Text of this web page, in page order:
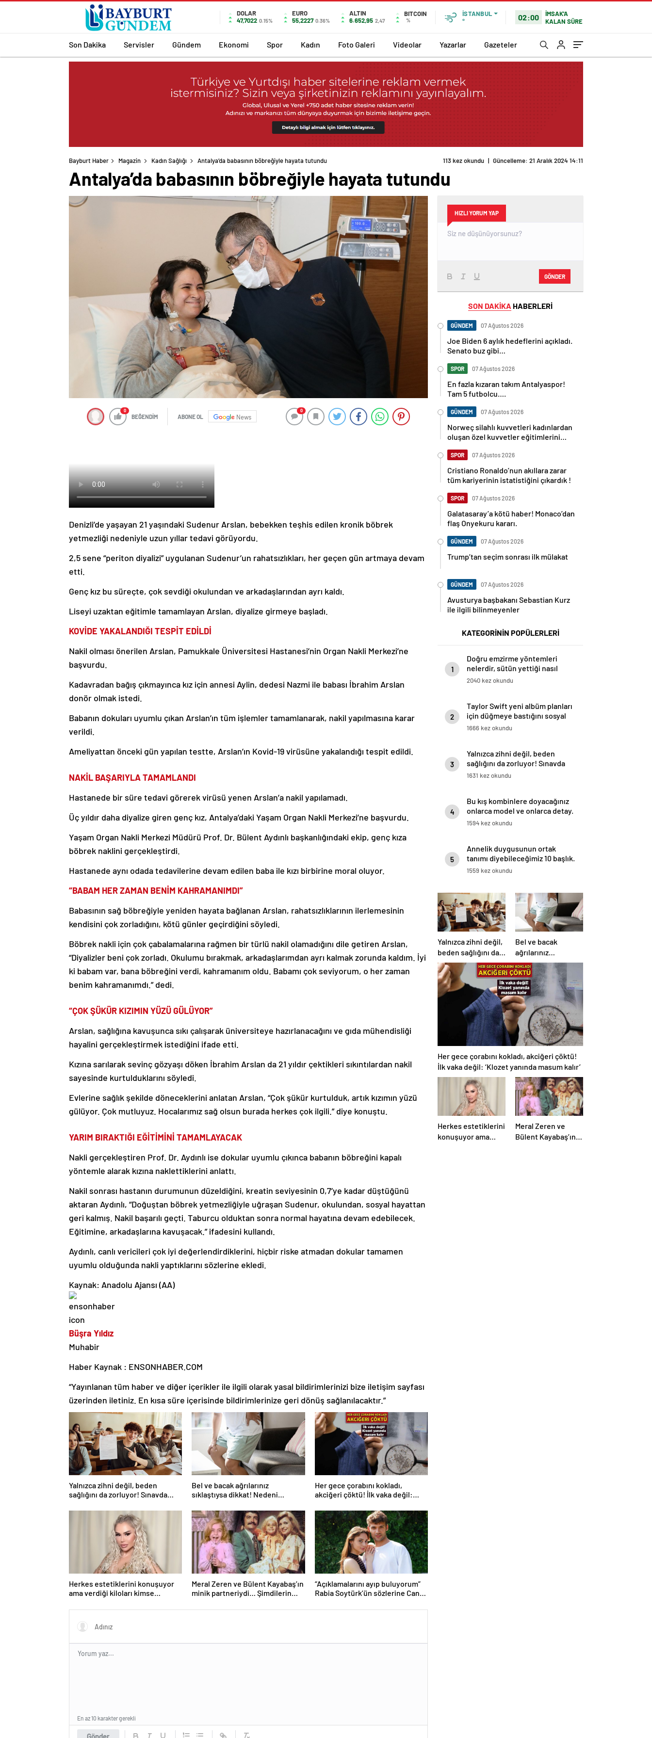
DOLAR
47,7022 0.15%
EURO
55,2227 0.36%
ALTIN
6.652,95 2,47
BITCOIN
%
İSTANBUL
°
02:00
İMSAK'A
KALAN SÜRE
Son Dakika Servisler Gündem Ekonomi Spor Kadın Foto Galeri Videolar Yazarlar Gazeteler
Bayburt Haber Magazin Kadın Sağlığı Antalya’da babasının böbreğiyle hayata tutundu 113 kez okundu | Güncelleme: 21 Aralık 2024 14:11
Antalya’da babasının böbreğiyle hayata tutundu
0
BEĞENDİM ABONE OL News
0
Denizli’de yaşayan 21 yaşındaki Sudenur Arslan, bebekken teşhis edilen kronik böbrek
yetmezliği nedeniyle uzun yıllar tedavi görüyordu.
2,5 sene “periton diyalizi” uygulanan Sudenur’un rahatsızlıkları, her geçen gün artmaya devam
etti.
Genç kız bu süreçte, çok sevdiği okulundan ve arkadaşlarından ayrı kaldı.
Liseyi uzaktan eğitimle tamamlayan Arslan, diyalize girmeye başladı.
KOVİDE YAKALANDIĞI TESPİT EDİLDİ
Nakil olması önerilen Arslan, Pamukkale Üniversitesi Hastanesi’nin Organ Nakli Merkezi’ne
başvurdu.
Kadavradan bağış çıkmayınca kız için annesi Aylin, dedesi Nazmi ile babası İbrahim Arslan
donör olmak istedi.
Babanın dokuları uyumlu çıkan Arslan’ın tüm işlemler tamamlanarak, nakil yapılmasına karar
verildi.
Ameliyattan önceki gün yapılan testte, Arslan’ın Kovid-19 virüsüne yakalandığı tespit edildi.
NAKİL BAŞARIYLA TAMAMLANDI
Hastanede bir süre tedavi görerek virüsü yenen Arslan’a nakil yapılamadı.
Üç yıldır daha diyalize giren genç kız, Antalya’daki Yaşam Organ Nakli Merkezi’ne başvurdu.
Yaşam Organ Nakli Merkezi Müdürü Prof. Dr. Bülent Aydınlı başkanlığındaki ekip, genç kıza
böbrek naklini gerçekleştirdi.
Hastanede aynı odada tedavilerine devam edilen baba ile kızı birbirine moral oluyor.
“BABAM HER ZAMAN BENİM KAHRAMANIMDI”
Babasının sağ böbreğiyle yeniden hayata bağlanan Arslan, rahatsızlıklarının ilerlemesinin
kendisini çok zorladığını, kötü günler geçirdiğini söyledi.
Böbrek nakli için çok çabalamalarına rağmen bir türlü nakil olamadığını dile getiren Arslan,
“Diyalizler beni çok zorladı. Okulumu bırakmak, arkadaşlarımdan ayrı kalmak zorunda kaldım. İyi
ki babam var, bana böbreğini verdi, kahramanım oldu. Babamı çok seviyorum, o her zaman
benim kahramanımdı.” dedi.
“ÇOK ŞÜKÜR KIZIMIN YÜZÜ GÜLÜYOR”
Arslan, sağlığına kavuşunca sıkı çalışarak üniversiteye hazırlanacağını ve gıda mühendisliği
hayalini gerçekleştirmek istediğini ifade etti.
Kızına sarılarak sevinç gözyaşı döken İbrahim Arslan da 21 yıldır çektikleri sıkıntılardan nakil
sayesinde kurtulduklarını söyledi.
Evlerine sağlık şekilde döneceklerini anlatan Arslan, “Çok şükür kurtulduk, artık kızımın yüzü
gülüyor. Çok mutluyuz. Hocalarımız sağ olsun burada herkes çok ilgili.” diye konuştu.
YARIM BIRAKTIĞI EĞİTİMİNİ TAMAMLAYACAK
Nakli gerçekleştiren Prof. Dr. Aydınlı ise dokular uyumlu çıkınca babanın böbreğini kapalı
yöntemle alarak kızına naklettiklerini anlattı.
Nakil sonrası hastanın durumunun düzeldiğini, kreatin seviyesinin 0,7’ye kadar düştüğünü
aktaran Aydınlı, “Doğuştan böbrek yetmezliğiyle uğraşan Sudenur, okulundan, sosyal hayattan
geri kalmış. Nakil başarılı geçti. Taburcu olduktan sonra normal hayatına devam edebilecek.
Eğitimine, arkadaşlarına kavuşacak.” ifadesini kullandı.
Aydınlı, canlı vericileri çok iyi değerlendirdiklerini, hiçbir riske atmadan dokular tamamen
uyumlu olduğunda nakli yaptıklarını sözlerine ekledi.
Kaynak: Anadolu Ajansı (AA)
Büşra Yıldız
Muhabir
Haber Kaynak : ENSONHABER.COM
“Yayınlanan tüm haber ve diğer içerikler ile ilgili olarak yasal bildirimlerinizi bize iletişim sayfası
üzerinden iletiniz. En kısa süre içerisinde bildirimlerinize geri dönüş sağlanılacaktır.”
Yalnızca zihni değil, beden
sağlığını da zorluyor! Sınavda
Bel ve bacak ağrılarınız
sıklaştıysa dikkat! Nedeni
Her gece çorabını kokladı,
akciğeri çöktü! İlk vaka değil:
Herkes estetiklerini konuşuyor
ama verdiği kiloları kimse
etti!
Meral Zeren ve Bülent Kayabaş’ın
minik partneriydi… Şimdilerin
“Açıklamalarını ayıp buluyorum”
Rabia Soytürk’ün sözlerine Caner
Gönder
En az 10 karakter gerekli
HIZLI YORUM YAP
GÖNDER
SON DAKİKA HABERLERİ
GÜNDEM 07 Ağustos 2026
Joe Biden 6 aylık hedeflerini açıkladı.
Senato buz gibi…
SPOR 07 Ağustos 2026
En fazla kızaran takım Antalyaspor!
Tam 5 futbolcu….
GÜNDEM 07 Ağustos 2026
Norweç silahlı kuvvetleri kadınlardan
oluşan özel kuvvetler eğitimlerini
SPOR 07 Ağustos 2026
Cristiano Ronaldo’nun akıllara zarar
tüm kariyerinin istatistiğini çıkardık !
SPOR 07 Ağustos 2026
Galatasaray’a kötü haber! Monaco’dan
flaş Onyekuru kararı.
GÜNDEM 07 Ağustos 2026
Trump’tan seçim sonrası ilk mülakat
GÜNDEM 07 Ağustos 2026
Avusturya başbakanı Sebastian Kurz
ile ilgili bilinmeyenler
KATEGORİNİN POPÜLERLERİ
1
Doğru emzirme yöntemleri
nelerdir, sütün yettiği nasıl
anlaşılır?
2040 kez okundu
2
Taylor Swift yeni albüm planları
için düğmeye bastığını sosyal
medyadan duyurdu!
1666 kez okundu
3
Yalnızca zihni değil, beden
sağlığını da zorluyor! Sınavda
başarı tabakta başlıyor
1631 kez okundu
4
Bu kış kombinlere doyacağınız
onlarca model ve onlarca detay.
1594 kez okundu
5
Annelik duygusunun ortak
tanımı diyebileceğimiz 10 başlık.
1559 kez okundu
Yalnızca zihni değil,
beden sağlığını da
zorluyor! Sınavda
başarı tabakta
başlıyor
Bel ve bacak
ağrılarınız
sıklaştıysa dikkat!
Nedeni omurga
kanalı darlığı olabilir
Her gece çorabını kokladı, akciğeri çöktü!
İlk vaka değil: ‘Klozet yanında masum kalır’
Herkes estetiklerini
konuşuyor ama
Meral Zeren ve
Bülent Kayabaş’ın